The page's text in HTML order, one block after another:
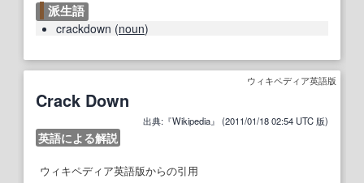
派生語
crackdown (noun)
ウィキペディア英語版
Crack Down
出典:『Wikipedia』 (2011/01/18 02:54 UTC 版)
英語による解説
ウィキペディア英語版からの引用